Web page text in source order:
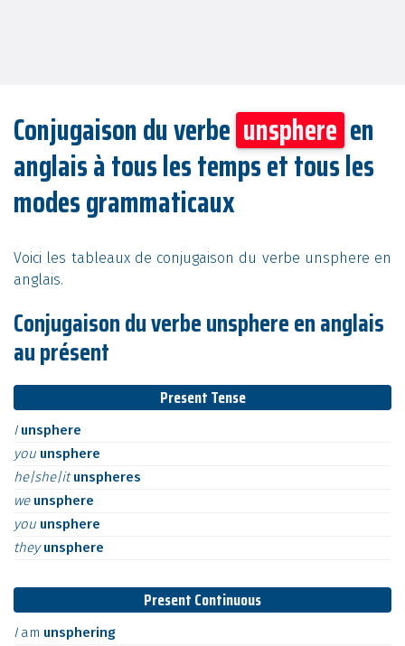
Conjugaison du verbe unsphere en
anglais à tous les temps et tous les
modes grammaticaux
Voici les tableaux de conjugaison du verbe unsphere en
anglais.
Conjugaison du verbe unsphere en anglais
au présent
Present Tense
I unsphere
you unsphere
he|she|itunspheres
we unsphere
you unsphere
theyunsphere
Present Continuous
I am unsphering